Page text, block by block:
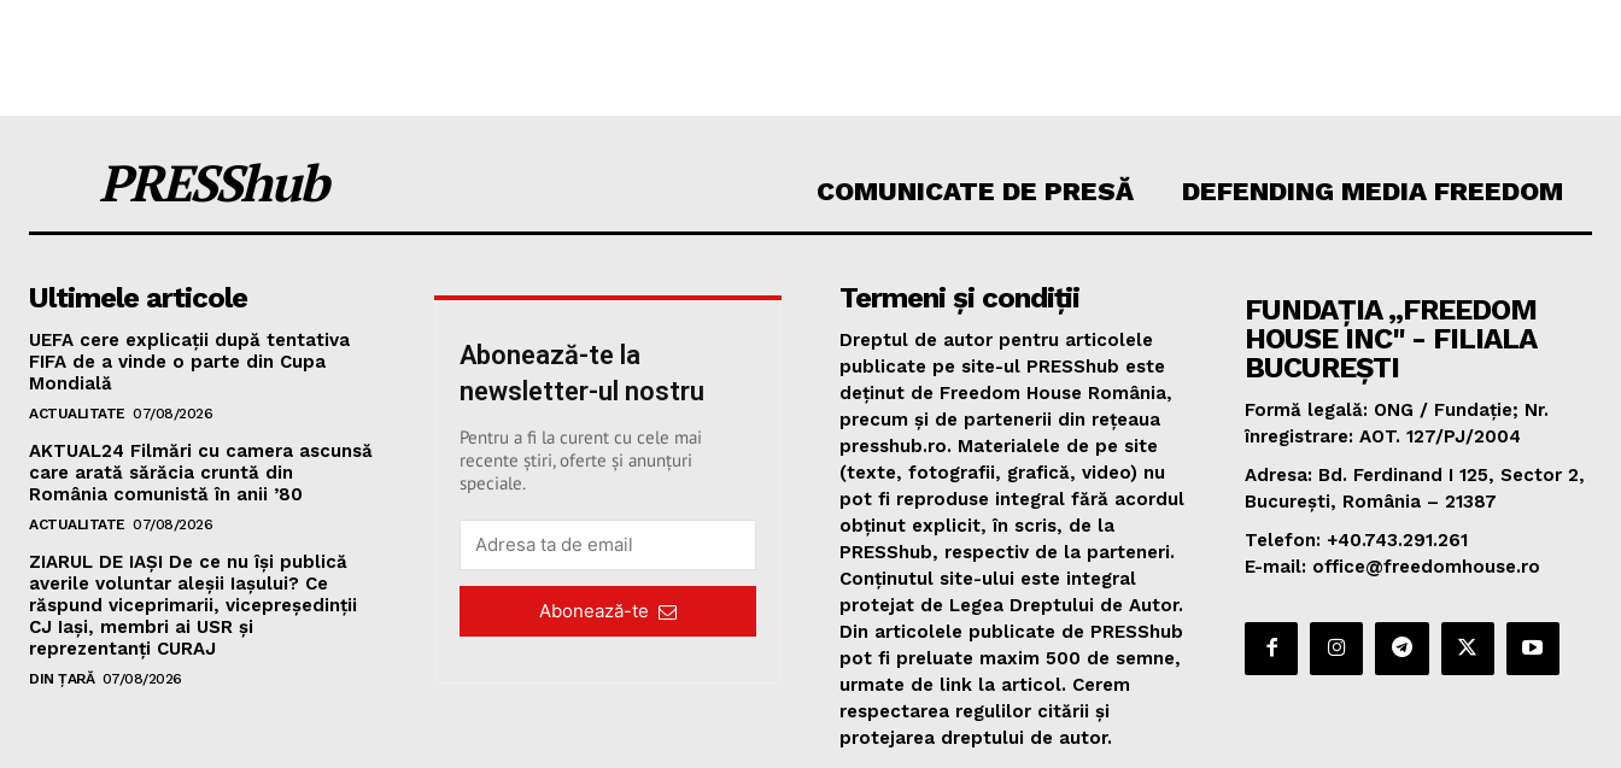
PRESShub COMUNICATE DE PRESĂ DEFENDING MEDIA FREEDOM
Ultimele articole
UEFA cere explicații după tentativa
FIFA de a vinde o parte din Cupa
Mondială
ACTUALITATE 07/08/2026
AKTUAL24 Filmări cu camera ascunsă
care arată sărăcia cruntă din
România comunistă în anii ’80
ACTUALITATE 07/08/2026
ZIARUL DE IAȘI De ce nu își publică
averile voluntar aleșii Iașului? Ce
răspund viceprimarii, vicepreședinții
CJ Iași, membri ai USR și
reprezentanți CURAJ
DIN ȚARĂ 07/08/2026
Abonează-te la
newsletter-ul nostru
Pentru a fi la curent cu cele mai
recente știri, oferte și anunțuri
speciale.
Abonează-te
Termeni și condiții
Dreptul de autor pentru articolele
publicate pe site-ul PRESShub este
deținut de Freedom House România,
precum și de partenerii din rețeaua
presshub.ro. Materialele de pe site
(texte, fotografii, grafică, video) nu
pot fi reproduse integral fără acordul
obținut explicit, în scris, de la
PRESShub, respectiv de la parteneri.
Conținutul site-ului este integral
protejat de Legea Dreptului de Autor.
Din articolele publicate de PRESShub
pot fi preluate maxim 500 de semne,
urmate de link la articol. Cerem
respectarea regulilor citării și
protejarea dreptului de autor.
FUNDAȚIA „FREEDOM
HOUSE INC" - FILIALA
BUCUREȘTI
Formă legală: ONG / Fundație; Nr.
înregistrare: AOT. 127/PJ/2004
Adresa: Bd. Ferdinand I 125, Sector 2,
București, România – 21387
Telefon: +40.743.291.261
E-mail: office@freedomhouse.ro